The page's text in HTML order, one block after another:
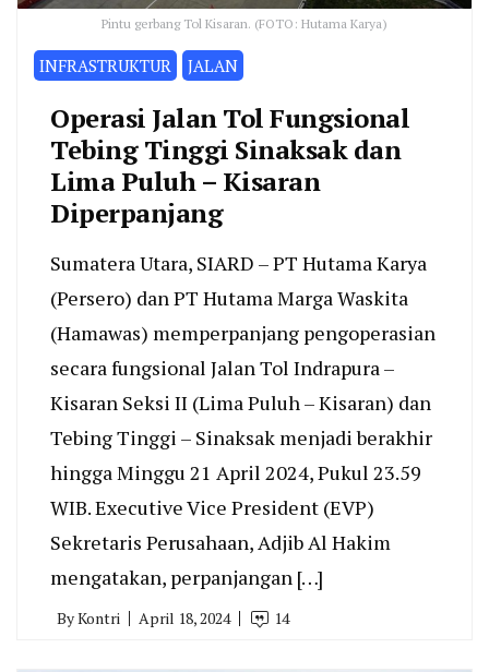
Pintu gerbang Tol Kisaran. (FOTO: Hutama Karya)
INFRASTRUKTUR JALAN
Operasi Jalan Tol Fungsional
Tebing Tinggi Sinaksak dan
Lima Puluh – Kisaran
Diperpanjang
Sumatera Utara, SIARD – PT Hutama Karya
(Persero) dan PT Hutama Marga Waskita
(Hamawas) memperpanjang pengoperasian
secara fungsional Jalan Tol Indrapura –
Kisaran Seksi II (Lima Puluh – Kisaran) dan
Tebing Tinggi – Sinaksak menjadi berakhir
hingga Minggu 21 April 2024, Pukul 23.59
WIB. Executive Vice President (EVP)
Sekretaris Perusahaan, Adjib Al Hakim
mengatakan, perpanjangan […]
ByKontri April 18, 2024 14